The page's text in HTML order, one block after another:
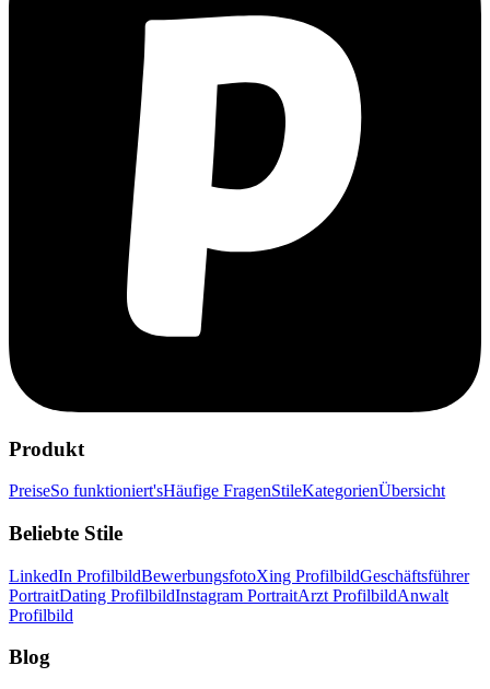
Produkt
PreiseSo funktioniert'sHäufige FragenStileKategorienÜbersicht
Beliebte Stile
LinkedIn ProfilbildBewerbungsfotoXing ProfilbildGeschäftsführer
PortraitDating ProfilbildInstagram PortraitArzt ProfilbildAnwalt
Profilbild
Blog